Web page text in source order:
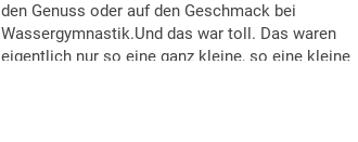
den Genuss oder auf den Geschmack bei
Wassergymnastik.Und das war toll. Das waren
eigentlich nur so eine ganz kleine, so eine kleine